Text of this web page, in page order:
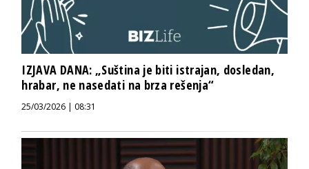
IZJAVA DANA: „Suština je biti istrajan, dosledan,
hrabar, ne nasedati na brza rešenja“
25/03/2026 | 08:31